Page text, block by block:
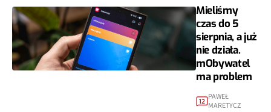
Mieliśmy
czas do 5
sierpnia, a już
nie działa.
mObywatel
ma problem
12 PAWEŁ
MARETYCZ